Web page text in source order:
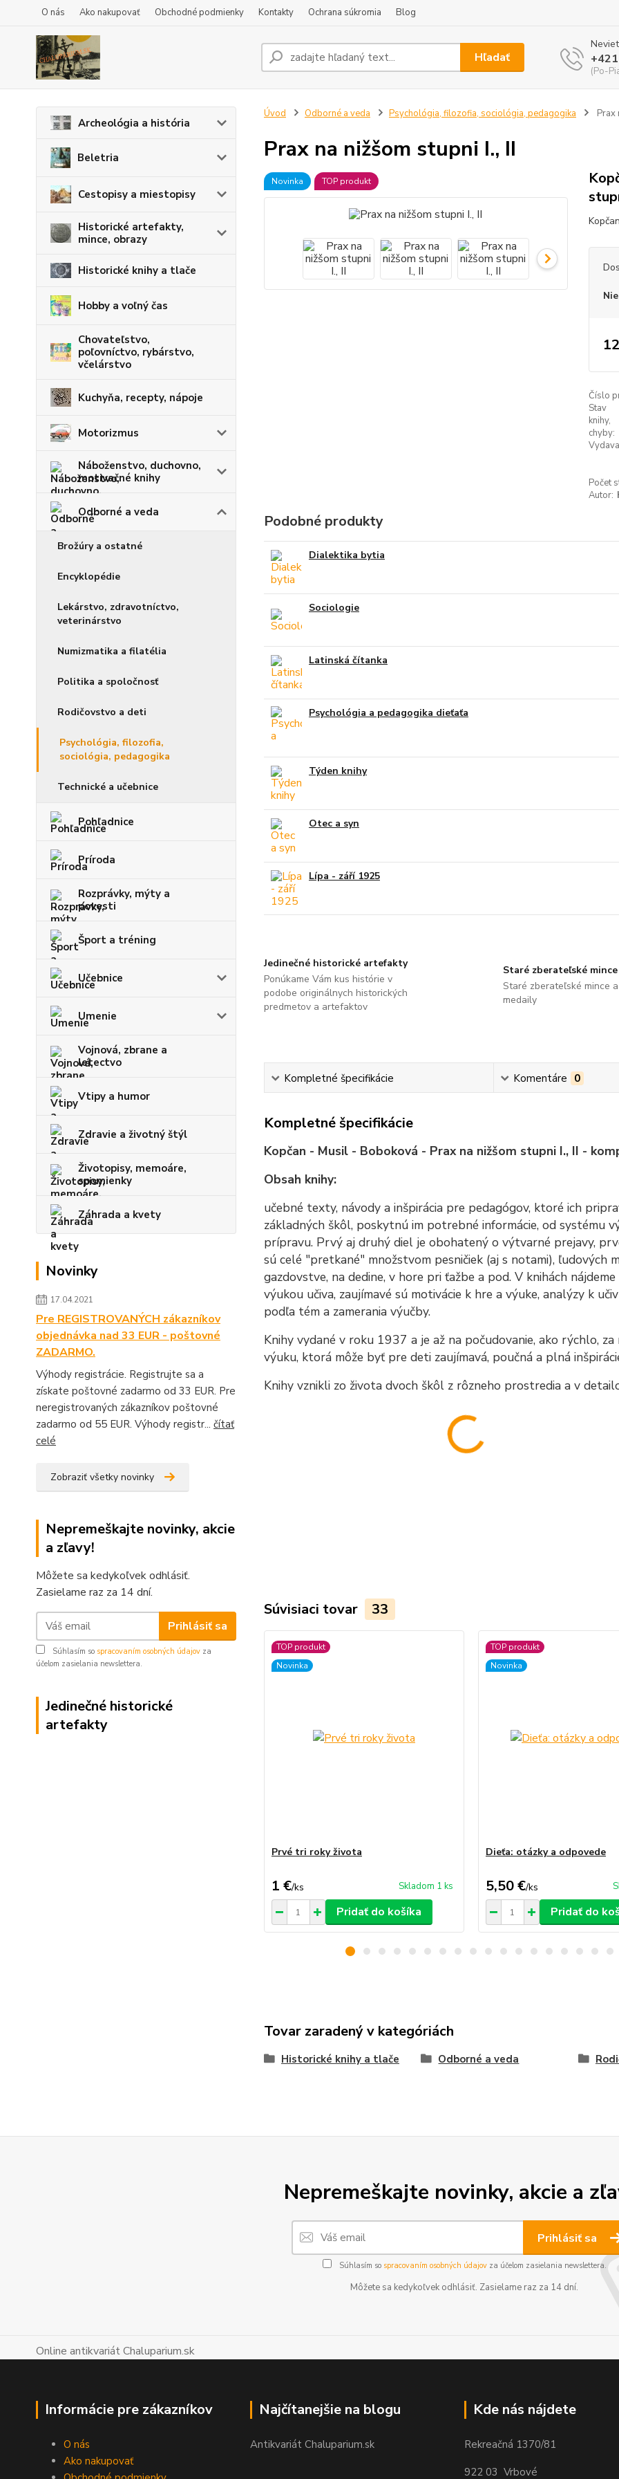
O nás Ako nakupovať Obchodné podmienky Kontakty Ochrana súkromia Blog
Hľadať
(Po-
Archeológia a história
Beletria
Cestopisy a miestopisy
Historické artefakty,
mince, obrazy
Historické knihy a tlače
Hobby a voľný čas
Chovateľstvo,
poľovníctvo, rybárstvo,
včelárstvo
Kuchyňa, recepty, nápoje
Motorizmus
Náboženstvo, duchovno,
motivačné knihy
Odborné a veda
Brožúry a ostatné
Encyklopédie
Lekárstvo, zdravotníctvo,
veterinárstvo
Numizmatika a filatélia
Politika a spoločnosť
Rodičovstvo a deti
Psychológia, filozofia,
sociológia, pedagogika
Technické a učebnice
Pohľadnice
Príroda
Rozprávky, mýty a
povesti
Šport a tréning
Učebnice
Umenie
Vojnová, zbrane a
letectvo
Vtipy a humor
Zdravie a životný štýl
Životopisy, memoáre,
spomienky
Záhrada a kvety
Novinky
17.04.2021
Pre REGISTROVANÝCH zákazníkov
objednávka nad 33 EUR - poštovné
ZADARMO.
Výhody registrácie. Registrujte sa a
získate poštovné zadarmo od 33 EUR. Pre
neregistrovaných zákazníkov poštovné
zadarmo od 55 EUR. Výhody registr... čítať
celé
Zobraziť všetky novinky
Nepremeškajte novinky, akcie
a zľavy!
Môžete sa kedykoľvek odhlásiť.
Zasielame raz za 14 dní.
Prihlásiť sa
Súhlasím so spracovaním osobných údajov za
účelom zasielania newslettera.
Jedinečné historické
artefakty
Úvod Odborné a veda Psychológia, filozofia, sociológia, pedagogika Prax
Prax na nižšom stupni I., II
Novinka TOP produkt
Číslo
Stav
knihy,
chyby:
Počet
Autor:
Podobné produkty
Dialektika bytia
Sociologie
Latinská čítanka
Psychológia a pedagogika dieťaťa
Týden knihy
Otec a syn
Lípa - září 1925
Jedinečné historické artefakty
Ponúkame Vám kus histórie v
podobe originálnych historických
predmetov a artefaktov
Staré zberateľské mince
Staré zberateľské mince a
medaily
Kompletné špecifikácie Komentáre 0
Kompletné špecifikácie
Kopčan - Musil - Boboková - Prax na nižšom stupni I., II -
Obsah knihy:
učebné texty, návody a inšpirácia pre pedagógov, ktoré ich
základných škôl, poskytnú im potrebné informácie, od systému
prípravu. Prvý aj druhý diel je obohatený o výtvarné prejavy,
sú celé "pretkané" množstvom pesničiek (aj s notami), ľudových
gazdovstve, na dedine, v hore pri ťažbe a pod. V knihách
výukou učiva, zaujímavé sú motivácie k hre a výuke, analýzy k
podľa tém a zamerania výučby.
Knihy vydané v roku 1937 a je až na počudovanie, ako rýchlo,
výuku, ktorá môže byť pre deti zaujímavá, poučná a plná
Knihy vznikli zo života dvoch škôl z rôzneho prostredia a v
Súvisiaci tovar 33
TOP produkt
Novinka
Prvé tri roky života
1 €/ks Skladom 1 ks
Pridať do košíka
TOP produkt
Novinka
Dieťa: otázky a odpovede
5,50 €/ks
Pridať do
Tovar zaradený v kategóriách
Historické knihy a tlače Odborné a veda
Nepremeškajte novinky, akcie a
Prihlásiť sa
Súhlasím so spracovaním osobných údajovza účelom zasielania newslettera.
Môžete sa kedykoľvek odhlásiť. Zasielame raz za 14 dní.
Online antikvariát Chaluparium.sk
Informácie pre zákazníkov
O nás
Ako nakupovať
Najčítanejšie na blogu
Antikvariát Chaluparium.sk
Kde nás nájdete
Rekreačná 1370/81
922 03 Vrbové